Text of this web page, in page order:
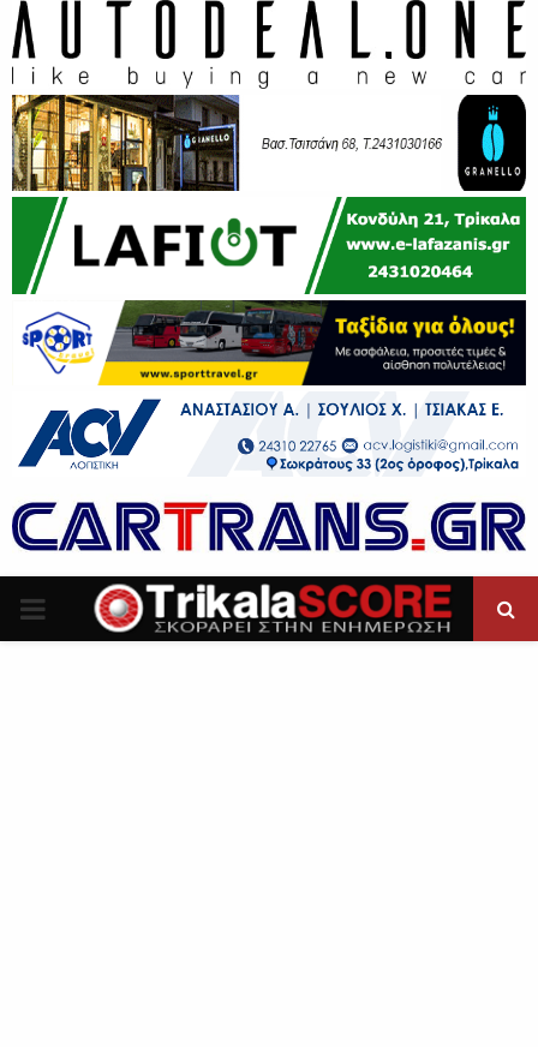
P